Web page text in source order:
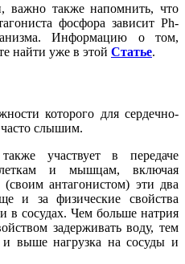
важно также напомнить, что
фосфора зависит Ph-
Информацию о том,
найти уже в этой Статье.
которого для сердечно-
слышим.
участвует в передаче
и мышцам, включая
антагонистом) эти два
и за физические свойства
в сосудах. Чем больше натрия
задерживать воду, тем
выше нагрузка на сосуды и